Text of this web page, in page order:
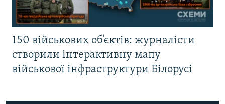
150 військових об’єктів: журналісти
створили інтерактивну мапу
військової інфраструктури Білорусі